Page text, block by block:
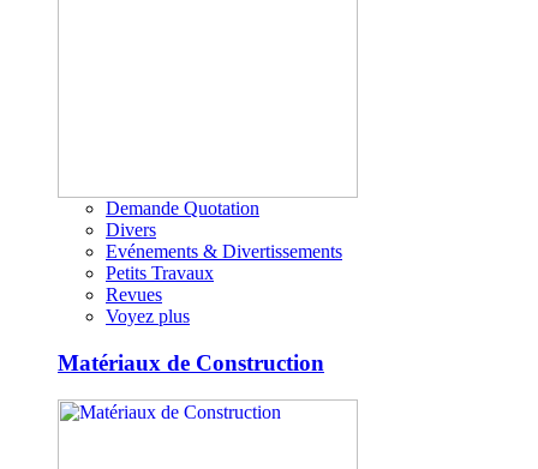
Demande Quotation
Divers
Evénements & Divertissements
Petits Travaux
Revues
Voyez plus
Matériaux de Construction